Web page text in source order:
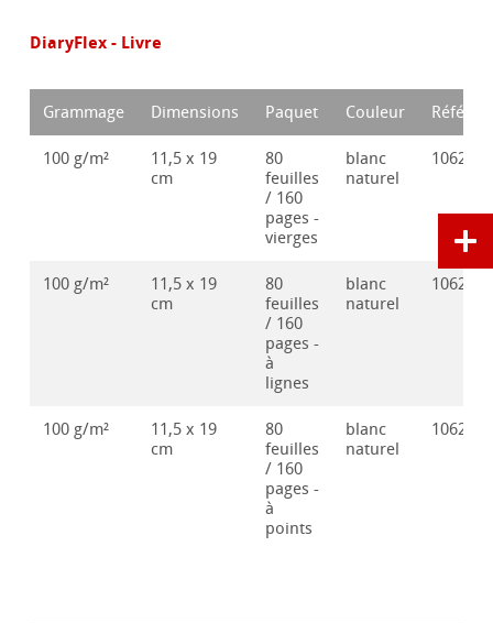
DiaryFlex - Livre
Grammage Dimensions Paquet Couleur
100 g/m²
11,5 x 19
cm
80
feuilles
/ 160
pages -
vierges
blanc
naturel
100 g/m²
11,5 x 19
cm
80
feuilles
/ 160
pages -
à
lignes
blanc
naturel
100 g/m²
11,5 x 19
cm
80
feuilles
/ 160
pages -
à
points
blanc
naturel